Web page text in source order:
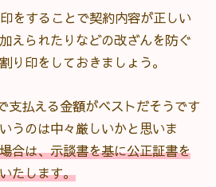
をすることで契約内容が正しい
えられたりなどの改ざんを防ぐ
り印をしておきましょう。
支払える金額がベストだそうです
うのは中々厳しいかと思いま
合は、示談書を基に公正証書を
たします。